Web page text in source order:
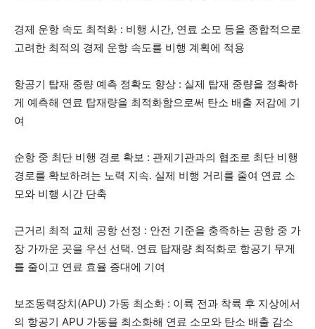
경제 운항 속도 최적화 : 비행 시간, 연료 소모 등을 종합적으로
고려한 최적의 경제 운항 속도를 비행 계획에 적용
항공기 탑재 중량 예측 정확도 향상 : 실제 탑재 중량을 정확하
게 예측해 연료 탑재량을 최적화함으로써 탄소 배출 저감에 기
여
순항 중 최단 비행 경로 확보 : 관제기관과의 협조로 최단 비행
경로를 확보하려는 노력 지속. 실제 비행 거리를 줄여 연료 소
모와 비행 시간 단축
근거리 최적 교체 공항 선정 : 안전 기준을 충족하는 공항 중 가
장 가까운 곳을 우선 선택. 연료 탑재량 최적화로 항공기 무게
를 줄이고 연료 효율 증대에 기여
보조동력장치(APU) 가동 최소화 : 이륙 전과 착륙 후 지상에서
의 항공기 APU 가동을 최소화해 연료 소모와 탄소 배출 감소